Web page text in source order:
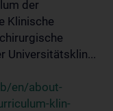
der
Klinische
Universitätsklin...
en/about-
klin-